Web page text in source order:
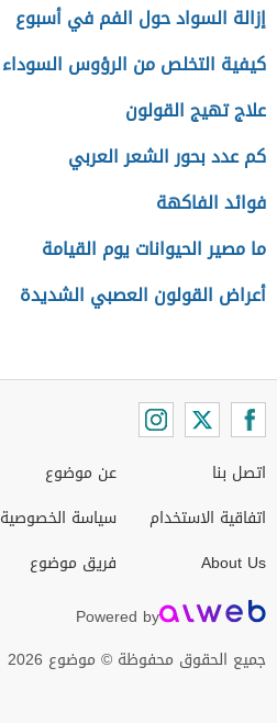
إزالة السواد حول الفم في أسبوع
كيفية التخلص من الرؤوس السوداء
علاج تهيج القولون
كم عدد بحور الشعر العربي
فوائد الفاكهة
ما مصير الحيوانات يوم القيامة
أعراض القولون العصبي الشديدة
اتصل بنا
اتفاقية الاستخدام
About Us
عن موضوع
سياسة الخصوصية
فريق موضوع
Powered by
جميع الحقوق محفوظة © موضوع 2026